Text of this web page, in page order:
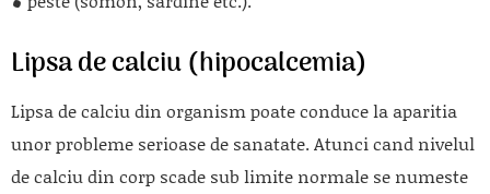
Lipsa de calciu (hipocalcemia)
Lipsa de calciu din organism poate conduce la aparitia
unor probleme serioase de sanatate. Atunci cand nivelul
de calciu din corp scade sub limite normale se numeste